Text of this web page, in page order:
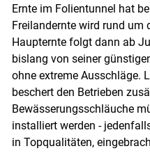
Skip to
Ernte im Folientunnel hat
Freilandernte wird rund um
Haupternte folgt dann ab
bislang von seiner
ohne extreme Ausschläge.
beschert den Betrieben
Bewässerungsschläuche
installiert werden -
in Topqualitäten,